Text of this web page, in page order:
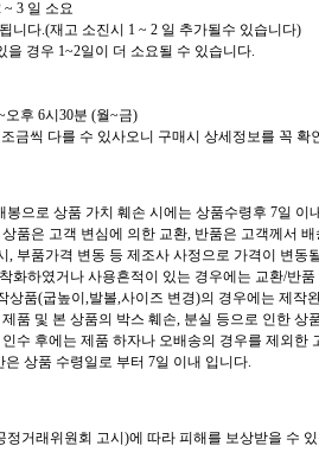
~ 3 일 소요
니다.(재고 소진시 1 ~ 2 일 추가될수 있습니다)
을 경우 1~2일이 더 소요될 수 있습니다.
후 6시30분 (월~금)
금씩 다를 수 있사오니 구매시 상세정보를 꼭 확
봉으로 상품 가치 훼손 시에는 상품수령후 7일 이
품은 고객 변심에 의한 교환, 반품은 고객께서
, 부품가격 변동 등 제조사 사정으로 가격이 변동
화하였거나 사용흔적이 있는 경우에는 교환/반
상품(굽높이,발볼,사이즈 변경)의 경우에는 제
품 및 본 상품의 박스 훼손, 분실 등으로 인한
수 후에는 제품 하자나 오배송의 경우를 제외
상품 수령일로 부터 7일 이내 입니다.
정거래위원회 고시)에 따라 피해를 보상받을 수